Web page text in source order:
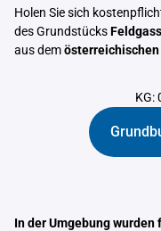
Holen Sie sich
des Grundstücks
aus demösterreichischen
KG:
In der Umgebung